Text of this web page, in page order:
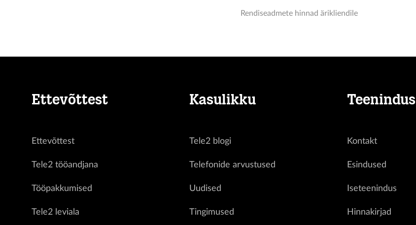
Rendiseadmete hinnad ärikliendile
Ettevõttest
Ettevõttest
Tele2 tööandjana
Tööpakkumised
Tele2 leviala
Kasulikku
Tele2 blogi
Telefonide arvustused
Uudised
Tingimused
Teenindus
Kontakt
Esindused
Iseteenindus
Hinnakirjad